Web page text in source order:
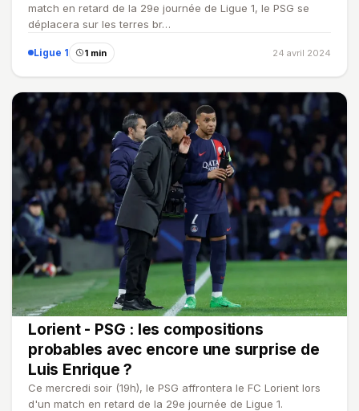
match en retard de la 29e journée de Ligue 1, le PSG se
déplacera sur les terres br…
Ligue 1 1 min 24 avril 2024
Lorient - PSG : les compositions
probables avec encore une surprise de
Luis Enrique ?
Ce mercredi soir (19h), le PSG affrontera le FC Lorient lors
d'un match en retard de la 29e journée de Ligue 1.